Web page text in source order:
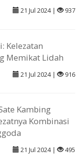
21 Jul 2024 | 937
Kelezatan
Memikat Lidah
21 Jul 2024 | 916
Kambing
Kombinasi
21 Jul 2024 | 495